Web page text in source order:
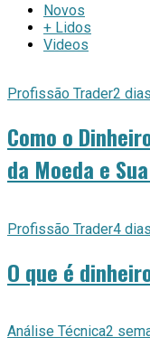
Novos
+ Lidos
Videos
Profissão Trader2
Como o
da Moeda e
Profissão Trader4
O que é
Análise Técnica2